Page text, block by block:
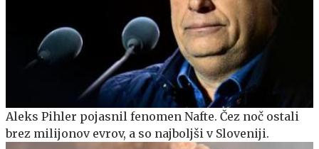
Aleks Pihler pojasnil fenomen Nafte. Čez noč ostali
brez milijonov evrov, a so najboljši v Sloveniji.